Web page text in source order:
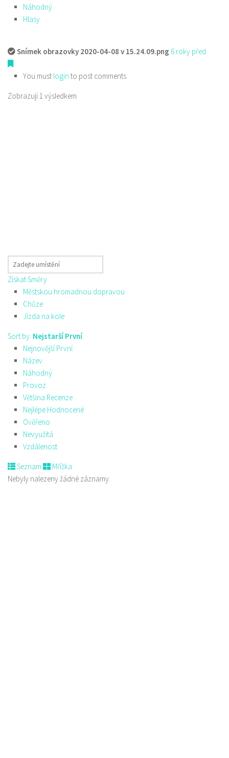
Náhodný
Hlasy
Snímek obrazovky 2020-04-08 v 15.24.09.png 6 roky před
You must login to post comments
Zobrazuji 1 výsledkem
Získat Směry
Městskou hromadnou dopravou
Chůze
Jízda na kole
Sort by: Nejstarší První
Nejnovější První
Název
Náhodný
Provoz
Většina Recenze
Nejlépe Hodnocené
Ověřeno
Nevyužitá
Vzdálenost
Seznam
Mřížka
Nebyly nalezeny žádné záznamy.